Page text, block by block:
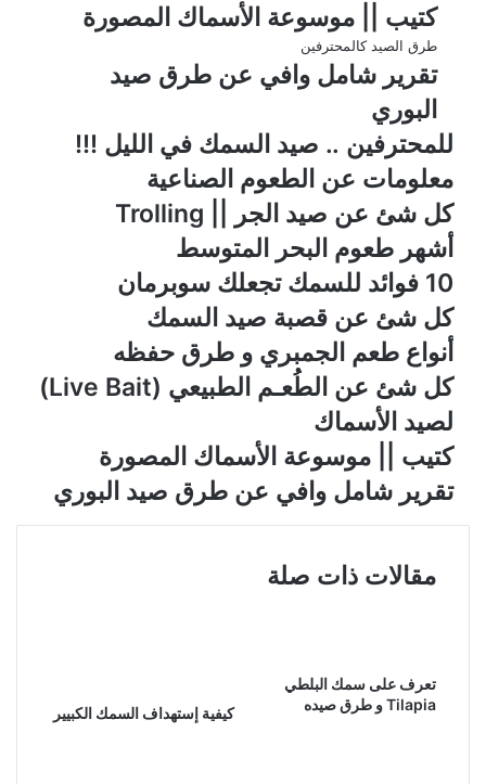
كتيب || موسوعة الأسماك المصورة
طرق الصيد كالمحترفين
تقرير شامل وافي عن طرق صيد
البوري
للمحترفين .. صيد السمك في الليل !!!
معلومات عن الطعوم الصناعية
كل شئ عن صيد الجر || Trolling
أشهر طعوم البحر المتوسط
10 فوائد للسمك تجعلك سوبرمان
كل شئ عن قصبة صيد السمك
أنواع طعم الجمبري و طرق حفظه
كل شئ عن الطُعـم الطبيعي (Live Bait)
لصيد الأسماك
كتيب || موسوعة الأسماك المصورة
تقرير شامل وافي عن طرق صيد البوري
مقالات ذات صلة
كيفية إستهداف السمك الكبيير
تعرف على سمك البلطي
Tilapia و طرق صيده